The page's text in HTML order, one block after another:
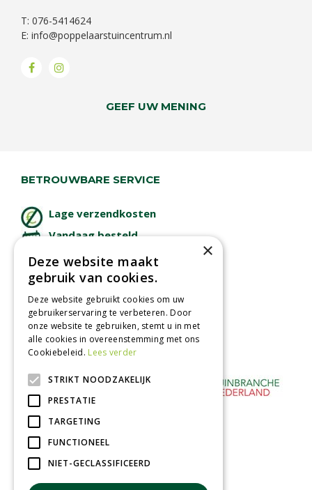
T: 076-5414624
E: info@poppelaarstuincentrum.nl
GEEF UW MENING
BETROUWBARE SERVICE
Lage verzendkosten
Vandaag besteld
Afhalen in tuincentrum
Betaal veilig
met iDeal - Wero
×
Deze website maakt
gebruik van cookies.
Deze website gebruikt cookies om uw
gebruikerservaring te verbeteren. Door
onze website te gebruiken, stemt u in met
alle cookies in overeenstemming met ons
Cookiebeleid. Lees verder
STRIKT NOODZAKELIJK
PRESTATIE
TARGETING
FUNCTIONEEL
NIET-GECLASSIFICEERD